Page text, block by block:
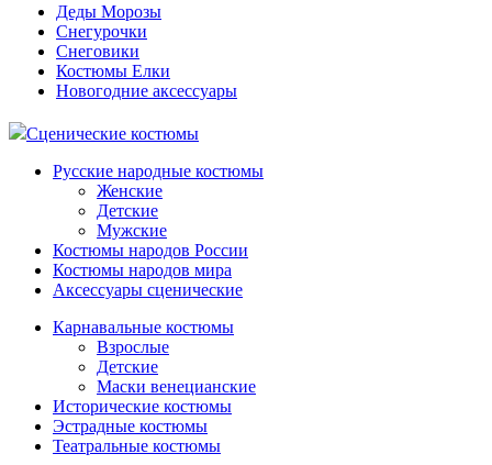
Деды Морозы
Снегурочки
Снеговики
Костюмы Елки
Новогодние аксессуары
Сценические костюмы
Русские народные костюмы
Женские
Детские
Мужские
Костюмы народов России
Костюмы народов мира
Аксессуары сценические
Карнавальные костюмы
Взрослые
Детские
Маски венецианские
Исторические костюмы
Эстрадные костюмы
Театральные костюмы